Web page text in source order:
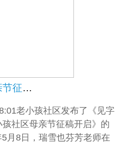
为“老小孩社区母亲节征稿”活动圆满收官而作
老小孩社区发布了《见字
社区母亲节征稿开启》的
月8日，瑞雪也芬芳老师在